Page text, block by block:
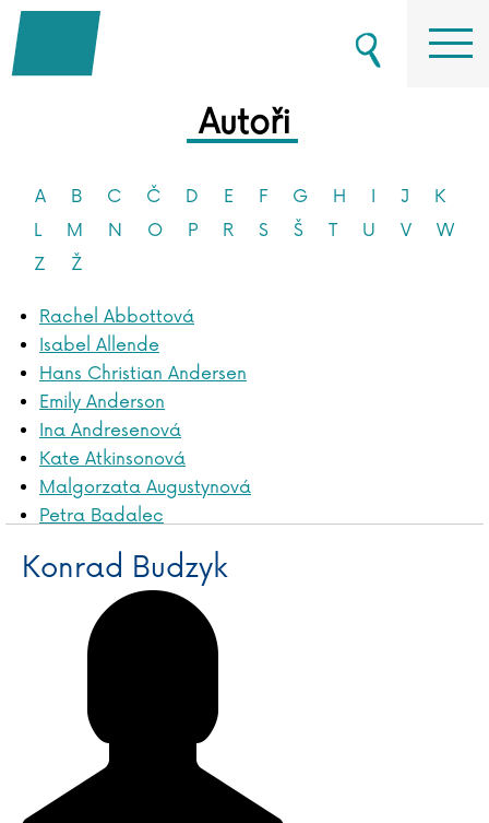
Autoři
A B C Č D E F G H I J
K
L
M N O P R S Š T U V
W
Z
Ž
Rachel Abbottová
Isabel Allende
Hans Christian Andersen
Emily Anderson
Ina Andresenová
Kate Atkinsonová
Malgorzata Augustynová
Petra Badalec
Liliana Bardijewska
Igor Bareš
Mike Barfield
Marta Bartolj
Tereza Bebarová
Jordan Belfort
Václav Bělohradský
Vladislav Beneš
Konrad Budzyk